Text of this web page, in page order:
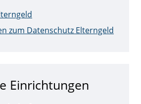
zum Datenschutz Elterngeld
Einrichtungen